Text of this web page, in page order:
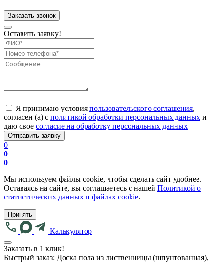
Оставить заявку!
Я принимаю условия пользовательского соглашения,
согласен (а) с политикой обработки персональных данных и
даю свое согласие на обработку персональных данных
0
0
0
Мы используем файлы cookie, чтобы сделать сайт удобнее.
Оставаясь на сайте, вы соглашаетесь с нашей Политикой о
статистических данных и файлах cookie.
Принять
Калькулятор
Заказать в 1 клик!
Быстрый заказ: Доска пола из лиственницы (шпунтованная),